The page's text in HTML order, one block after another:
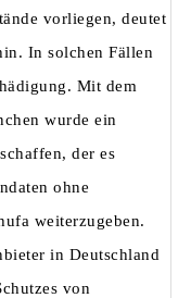
vorliegen, deutet
In solchen Fällen
Mit dem
wurde ein
der es
ohne
weiterzugeben.
in Deutschland
von